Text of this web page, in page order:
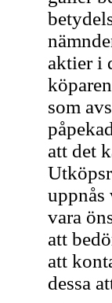
aktier i
som
att det
uppnås
vara
att
att
dessa